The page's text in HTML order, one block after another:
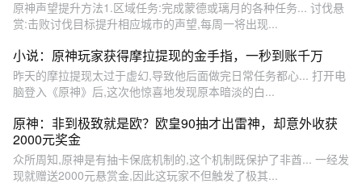
原神声望提升方法1.区域任务:完成蒙德或璃月的各种任务... 讨伐悬
赏:击败讨伐目标提升相应城市的声望,每周一将出现...
小说：原神玩家获得摩拉提现的金手指，一秒到账千万
昨天的摩拉提现太过于虚幻,导致他后面做完日常任务都心... 打开电
脑登入《原神》后,这次他惊喜地发现原本暗淡的白...
原神：非到极致就是欧？欧皇90抽才出雷神，却意外收获
2000元奖金
众所周知,原神是有抽卡保底机制的,这个机制既保护了非酋... 一经发
现就赠送2000元悬赏金,因此这玩家不但触发了极其...